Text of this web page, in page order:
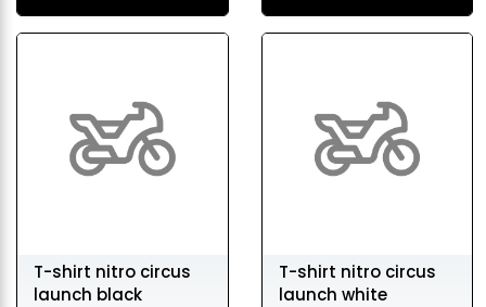
T-shirt nitro circus
launch black
T-shirt nitro circus
launch white